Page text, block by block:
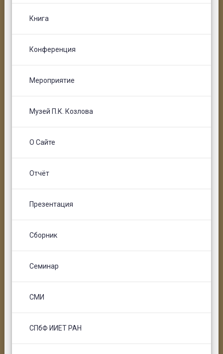
Книга
Конференция
Мероприятие
Музей П.К. Козлова
О Сайте
Отчёт
Презентация
Сборник
Семинар
СМИ
СПбФ ИИЕТ РАН